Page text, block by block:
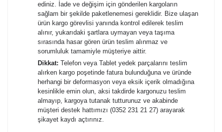
ediniz. İade ve değişim için gönderilen kargoların
sağlam bir şekilde paketlenemesi gereklidir. Bize ulaşan
ürün kargo görevlisi yanında kontrol edilerek teslim
alınır, yukarıdaki şartlara uymayan veya taşıma
sırasında hasar gören ürün teslim alınmaz ve
sorumluluk tamamiyle müşteriye aittir.
Dikkat: Telefon veya Tablet yedek parçalarını teslim
alırken kargo poşetinde fatura bulunduğuna ve üründe
herhangi bir deformasyon veya eksik içerik olmadığına
kesinlikle emin olun, aksi takdirde kargonuzu teslim
almayıp, kargoya tutanak tutturunuz ve akabinde
müşteri destek hattımızı (0352 231 21 27) arayarak
şikayet kaydı açtırınız.